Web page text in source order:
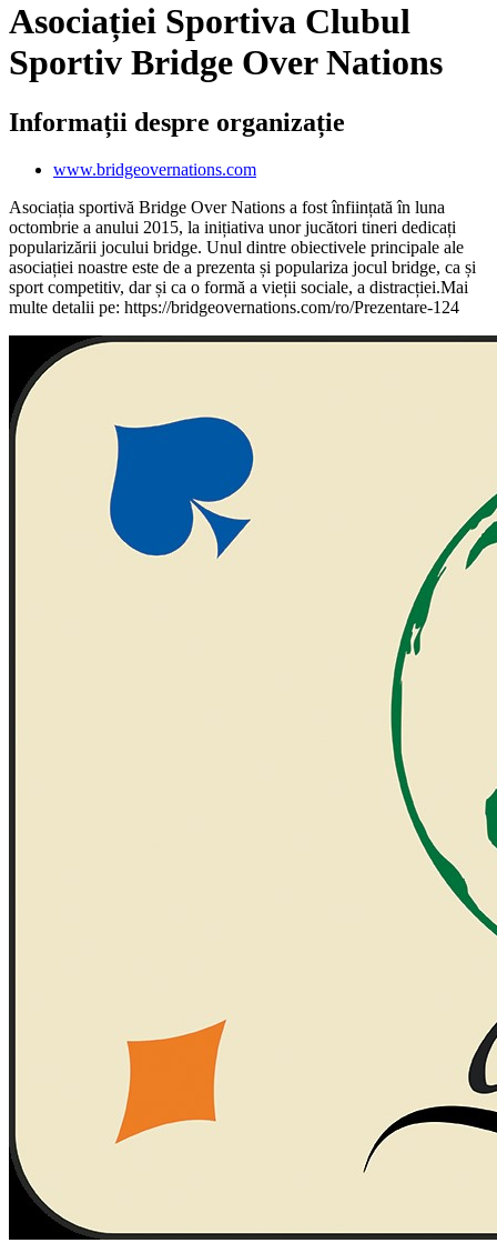
Asociației Sportiva Clubul
Sportiv Bridge Over Nations
Informații despre organizație
www.bridgeovernations.com
Asociația sportivă Bridge Over Nations a fost înființată în luna
octombrie a anului 2015, la inițiativa unor jucători tineri dedicați
popularizării jocului bridge. Unul dintre obiectivele principale ale
asociației noastre este de a prezenta și populariza jocul bridge, ca și
sport competitiv, dar și ca o formă a vieții sociale, a distracției.Mai
multe detalii pe: https://bridgeovernations.com/ro/Prezentare-124